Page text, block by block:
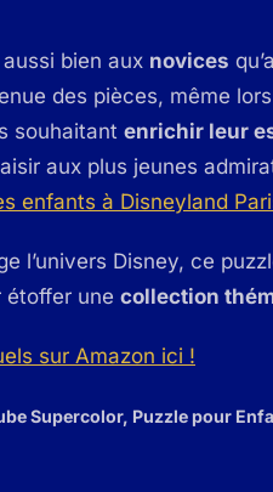
bien aux novices
des pièces, même
souhaitant enrichir leur
aux plus jeunes
enfants à Disneyland
l’univers Disney, ce
étoffer une collection
sur Amazon ici !
Supercolor, Puzzle pour